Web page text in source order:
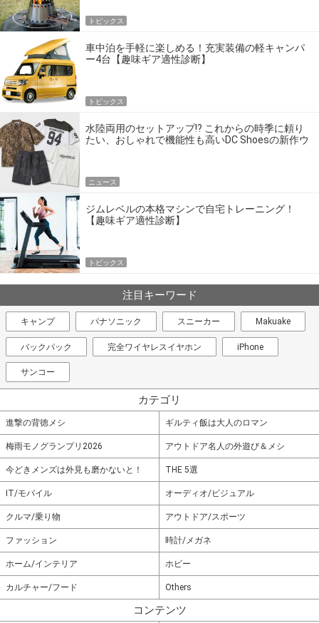
トピックス
車中泊を手軽に楽しめる！充実装備の軽キャンパ
ー4台【趣味ギア適性診断】
トピックス
水陸両用のセットアップ!? これからの時季に頼り
たい、おしゃれで機能性も高いDC Shoesの新作ウ
ニュース
ジムレベルの本格マシンで自宅トレーニング！
【趣味ギア適性診断】
トピックス
注目キーワード
キャンプ パナソニック スニーカー Makuake
バックパック 完全ワイヤレスイヤホン iPhone
サンコー
カテゴリ
進撃の背徳メシ ギルティ飯は大人のロマン
梅雨モノグランプリ2026 アウトドア名人の外遊び＆メシ
今どきメンズは外見も磨かないと！ THE 5選
IT/モバイル オーディオ/ビジュアル
クルマ/乗り物 アウトドア/スポーツ
ファッション 時計/メガネ
ホーム/インテリア ホビー
カルチャー/フード Others
コンテンツ